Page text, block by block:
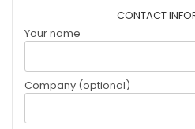
CONTACT
Your name
Company (optional)